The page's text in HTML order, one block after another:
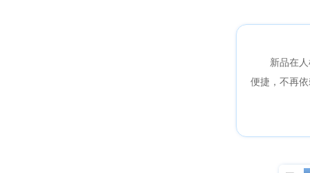
新品在
便捷，不再